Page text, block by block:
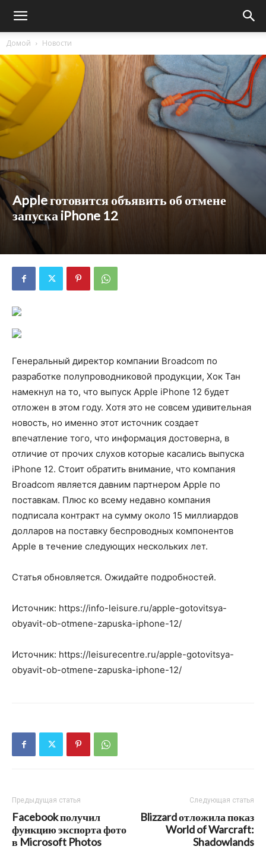
Домой Новости
Apple готовится объявить об отмене
запуска iPhone 12
Генеральный директор компании Broadcom по
разработке полупроводниковой продукции, Хок Тан
намекнул на то, что выпуск Apple iPhone 12 будет
отложен в этом году. Хотя это не совсем удивительная
новость, но именно этот источник создает
впечатление того, что информация достоверна, в
отличие от прочих слухов которые касались выпуска
iPhone 12. Стоит обратить внимание, что компания
Broadcom является давним партнером Apple по
поставкам. Плюс ко всему недавно компания
подписала контракт на сумму около 15 миллиардов
долларов на поставку беспроводных компонентов
Apple в течение следующих нескольких лет.
Статья обновляется. Ожидайте подробностей.
Источник: https://info-leisure.ru/apple-gotovitsya-
obyavit-ob-otmene-zapuska-iphone-12/
Источник: https://leisurecentre.ru/apple-gotovitsya-
obyavit-ob-otmene-zapuska-iphone-12/
Предыдущая статья
Facebook получил
функцию экспорта фото
в Microsoft Photos
Следующая статья
Blizzard отложила показ
World of Warcraft:
Shadowlands